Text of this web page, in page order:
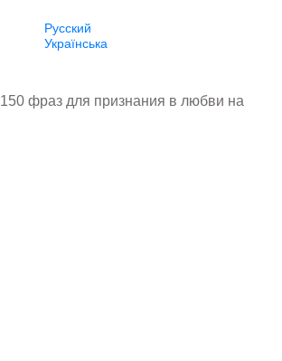
Русский
Українська
150 фраз для признания в любви на